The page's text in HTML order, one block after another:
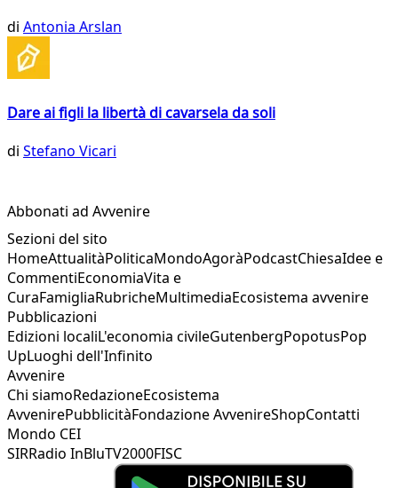
di Antonia Arslan
Dare ai figli la libertà di cavarsela da soli
di Stefano Vicari
Abbonati ad Avvenire
Sezioni del sito
HomeAttualitàPoliticaMondoAgoràPodcastChiesaIdee e
CommentiEconomiaVita e
CuraFamigliaRubricheMultimediaEcosistema avvenire
Pubblicazioni
Edizioni localiL'economia civileGutenbergPopotusPop
UpLuoghi dell'Infinito
Avvenire
Chi siamoRedazioneEcosistema
AvvenirePubblicitàFondazione AvvenireShopContatti
Mondo CEI
SIRRadio InBluTV2000FISC